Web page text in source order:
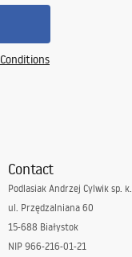
Conditions
Contact
Podlasiak Andrzej Cylwik sp. k.
ul. Przędzalniana 60
15-688 Białystok
NIP 966-216-01-21